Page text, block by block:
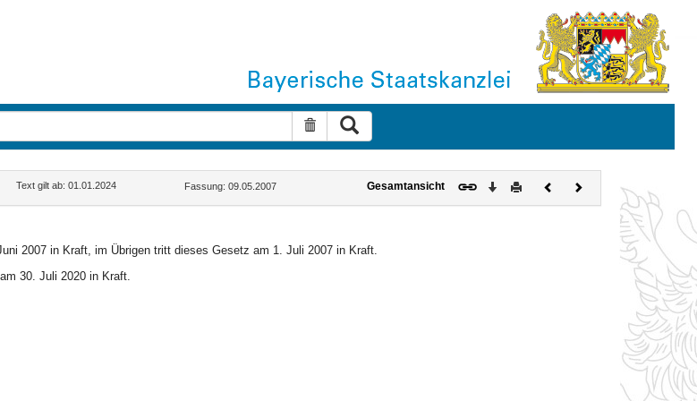
Suche zurücksetzen
Text gilt ab: 01.01.2024 Fassung: 09.05.2007 Gesamtansicht Download
DruckenVorherigesNächstes
Dokument
2007 in Kraft, im Übrigen tritt dieses Gesetz am 1. Juli 2007 in Kraft.
30. Juli 2020 in Kraft.